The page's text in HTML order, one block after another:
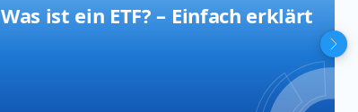
Was ist ein ETF? – Einfach erklärt